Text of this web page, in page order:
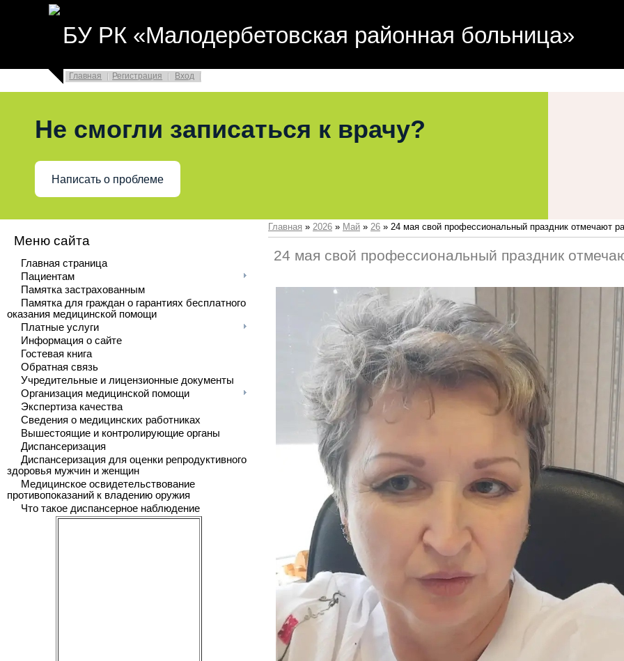
БУ РК «Малодербетовская районная больница»
Главная Регистрация Вход
Не смогли записаться к врачу?
Написать о проблеме
Меню сайта
Главная страница
Пациентам
Памятка застрахованным
Памятка для граждан о гарантиях бесплатного
оказания медицинской помощи
Платные услуги
Информация о сайте
Гостевая книга
Обратная связь
Учредительные и лицензионные документы
Организация медицинской помощи
Экспертиза качества
Сведения о медицинских работниках
Вышестоящие и контролирующие органы
Диспансеризация
Диспансеризация для оценки репродуктивного
здоровья мужчин и женщин
Медицинское освидетельствование
противопоказаний к владению оружия
Что такое диспансерное наблюдение
Главная » 2026 » Май » 26 » 24 мая свой профессиональный праздник отмечают
24 мая свой профессиональный праздник